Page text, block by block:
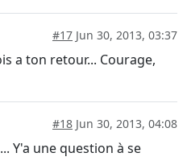
#17 Jun 30, 2013, 03:37
a ton retour... Courage,
#18 Jun 30, 2013, 04:08
Y'a une question à se